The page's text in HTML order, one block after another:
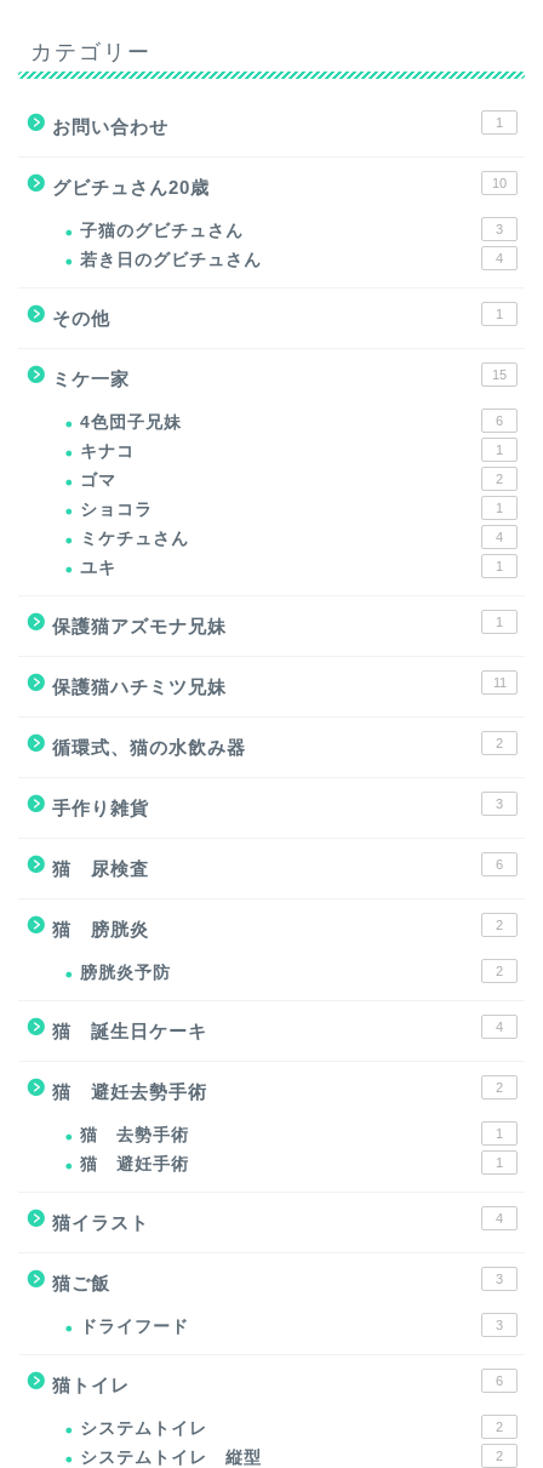
カテゴリー
お問い合わせ 1
グビチュさん20歳 10
子猫のグビチュさん 3
若き日のグビチュさん 4
その他 1
ミケ一家 15
4色団子兄妹 6
キナコ 1
ゴマ 2
ショコラ 1
ミケチュさん 4
ユキ 1
保護猫アズモナ兄妹 1
保護猫ハチミツ兄妹 11
循環式、猫の水飲み器 2
手作り雑貨 3
猫 尿検査 6
猫 膀胱炎 2
膀胱炎予防 2
猫 誕生日ケーキ 4
猫 避妊去勢手術 2
猫 去勢手術 1
猫 避妊手術 1
猫イラスト 4
猫ご飯 3
ドライフード 3
猫トイレ 6
システムトイレ 2
システムトイレ 縦型 2